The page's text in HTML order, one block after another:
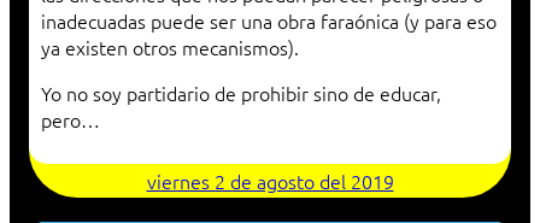
inadecuadas puede ser una obra faraónica (y para eso
ya existen otros mecanismos).
Yo no soy partidario de prohibir sino de educar,
pero…
viernes 2 de agosto del 2019